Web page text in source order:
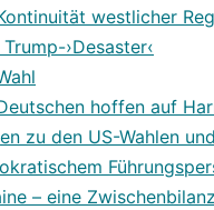
westlicher
›Desaster‹
hoffen auf
zu den US-Wahlen
– eine Zwischenbilanz